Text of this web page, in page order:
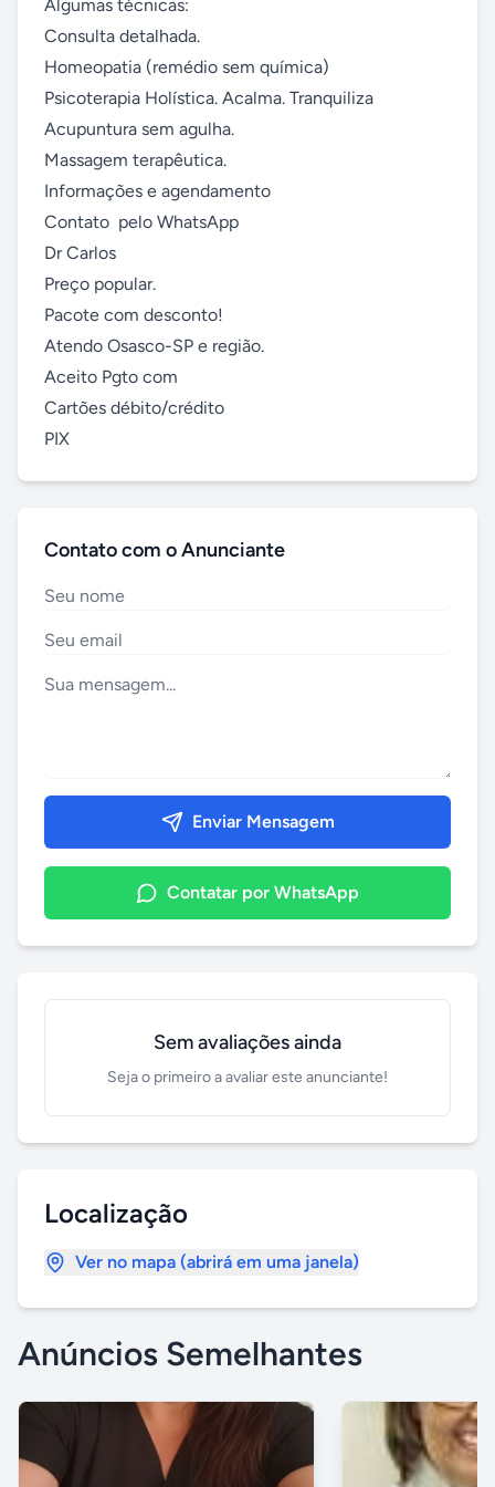
Algumas técnicas:
Consulta detalhada.
Homeopatia (remédio sem química)
Psicoterapia Holística. Acalma. Tranquiliza
Acupuntura sem agulha.
Massagem terapêutica.
Informações e agendamento
Contato  pelo WhatsApp
Dr Carlos
Preço popular.
Pacote com desconto!
Atendo Osasco-SP e região.
Aceito Pgto com
Cartões débito/crédito
PIX
Contato com o Anunciante
Enviar Mensagem
Contatar por WhatsApp
Sem avaliações ainda
Seja o primeiro a avaliar este anunciante!
Localização
Ver no mapa (abrirá em uma janela)
Anúncios Semelhantes